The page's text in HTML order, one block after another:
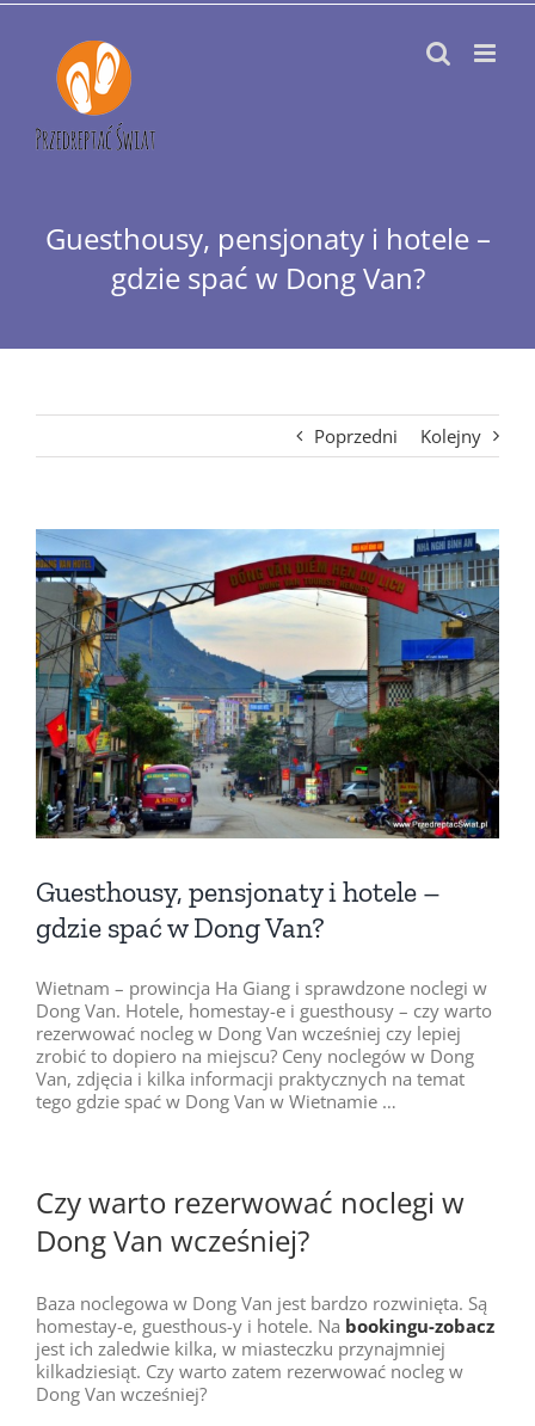
Przejdź
zawartości
Guesthousy, pensjonaty i hotele –
gdzie spać w Dong Van?
Poprzedni Kolejny
Pokaż
większy
obrazek
Guesthousy, pensjonaty i hotele –
gdzie spać w Dong Van?
Wietnam – prowincja Ha Giang i sprawdzone noclegi w
Dong Van. Hotele, homestay-e i guesthousy – czy warto
rezerwować nocleg w Dong Van wcześniej czy lepiej
zrobić to dopiero na miejscu? Ceny noclegów w Dong
Van, zdjęcia i kilka informacji praktycznych na temat
tego gdzie spać w Dong Van w Wietnamie …
Czy warto rezerwować noclegi w
Dong Van wcześniej?
Baza noclegowa w Dong Van jest bardzo rozwinięta. Są
homestay-e, guesthous-y i hotele. Na bookingu-zobacz
jest ich zaledwie kilka, w miasteczku przynajmniej
kilkadziesiąt. Czy warto zatem rezerwować nocleg w
Dong Van wcześniej?